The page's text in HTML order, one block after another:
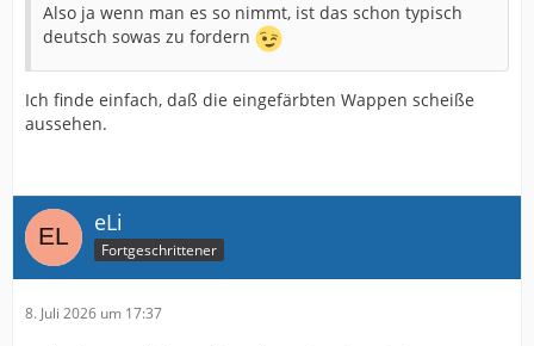
Also ja wenn man es so nimmt, ist das schon typisch
deutsch sowas zu fordern
Ich finde einfach, daß die eingefärbten Wappen scheiße
aussehen.
eLi
Fortgeschrittener
8. Juli 2026 um 17:37